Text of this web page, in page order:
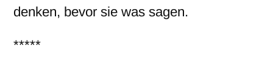
denken, bevor sie was sagen.
*****